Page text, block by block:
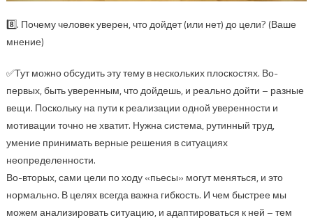
8️⃣. Почему человек уверен, что дойдет (или нет) до цели? (Ваше
мнение)
✅Тут можно обсудить эту тему в нескольких плоскостях. Во-
первых, быть уверенным, что дойдешь, и реально дойти – разные
вещи. Поскольку на пути к реализации одной уверенности и
мотивации точно не хватит. Нужна система, рутинный труд,
умение принимать верные решения в ситуациях
неопределенности.
Во-вторых, сами цели по ходу «пьесы» могут меняться, и это
нормально. В целях всегда важна гибкость. И чем быстрее мы
можем анализировать ситуацию, и адаптироваться к ней – тем